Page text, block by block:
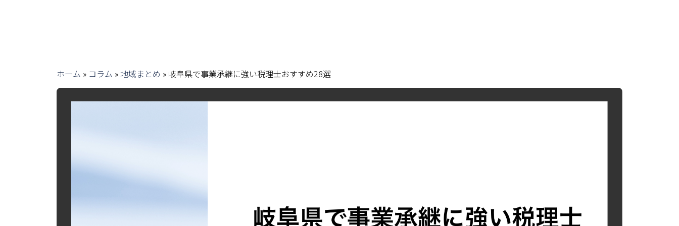
ホーム » コラム » 地域まとめ » 岐阜県で事業承継に強い税理士おすすめ28選